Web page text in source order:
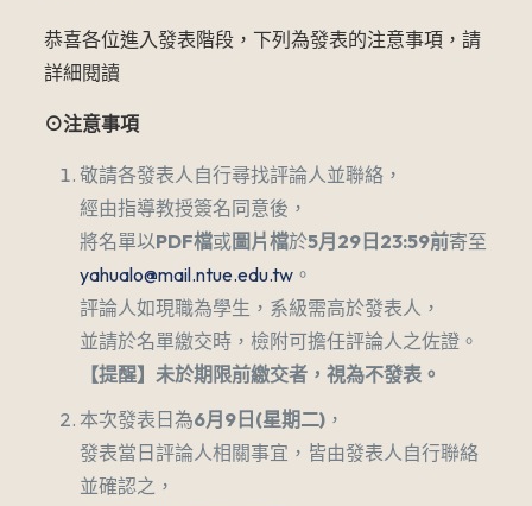
恭喜各位進入發表階段，下列為發表的注意事項，請
詳細閱讀
⊙注意事項
敬請各發表人自行尋找評論人並聯絡，
經由指導教授簽名同意後，
將名單以PDF檔或圖片檔於5月29日23:59前寄至
yahualo@mail.ntue.edu.tw。
評論人如現職為學生，系級需高於發表人，
並請於名單繳交時，檢附可擔任評論人之佐證。
【提醒】未於期限前繳交者，視為不發表。
本次發表日為6月9日(星期二)，
發表當日評論人相關事宜，皆由發表人自行聯絡
並確認之，